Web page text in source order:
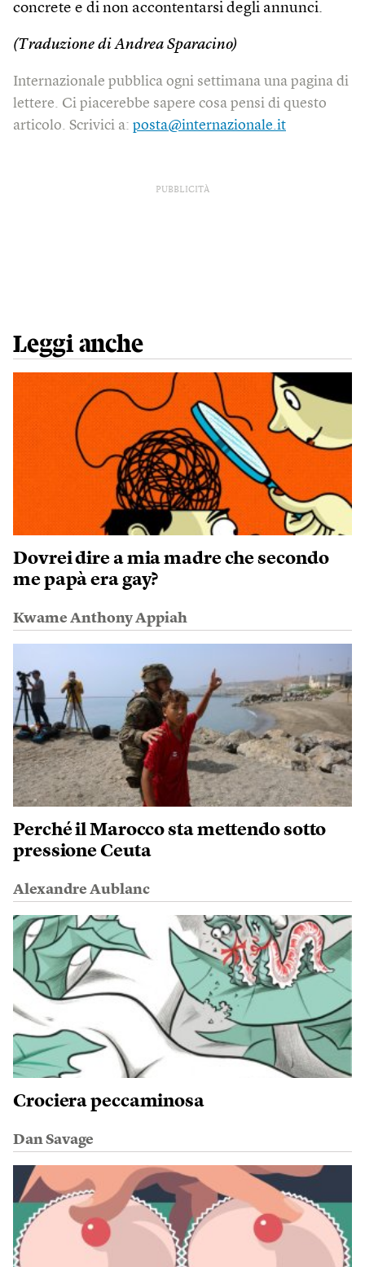
concrete e di non accontentarsi degli annunci.
(Traduzione di Andrea Sparacino)
Internazionale pubblica ogni settimana una pagina di
lettere. Ci piacerebbe sapere cosa pensi di questo
articolo. Scrivici a: posta@internazionale.it
PUBBLICITÀ
Leggi anche
Dovrei dire a mia madre che secondo
me papà era gay?
Kwame Anthony Appiah
Perché il Marocco sta mettendo sotto
pressione Ceuta
Alexandre Aublanc
Crociera peccaminosa
Dan Savage